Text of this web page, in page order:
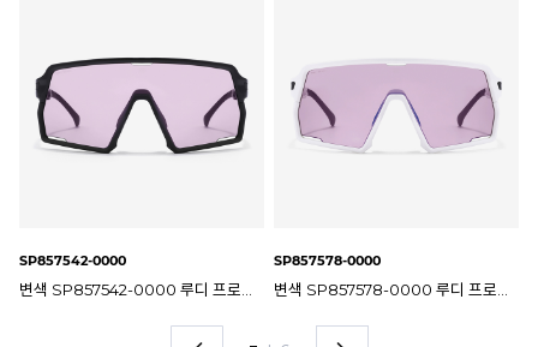
SP857832-0000 SP857857-0002